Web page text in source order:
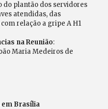
do plantão dos servidores
atendidas, das
relação a gripe A H1
na Reunião:
Maria Medeiros de
Brasília